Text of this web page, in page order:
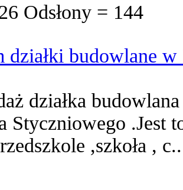
Odsłony = 144
działki budowlane
działka
Styczniowego .Jest
,szkoła ,